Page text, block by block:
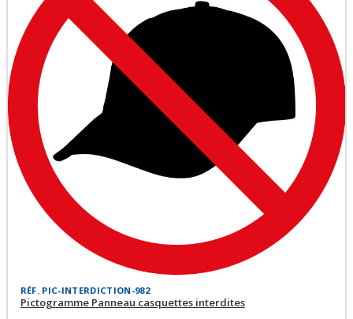
RÉF. PIC-INTERDICTION-982
Pictogramme Panneau casquettes interdites